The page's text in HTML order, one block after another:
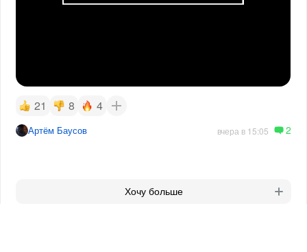
21 8 4
Артём Баусов вчера в 15:05 2
Хочу больше